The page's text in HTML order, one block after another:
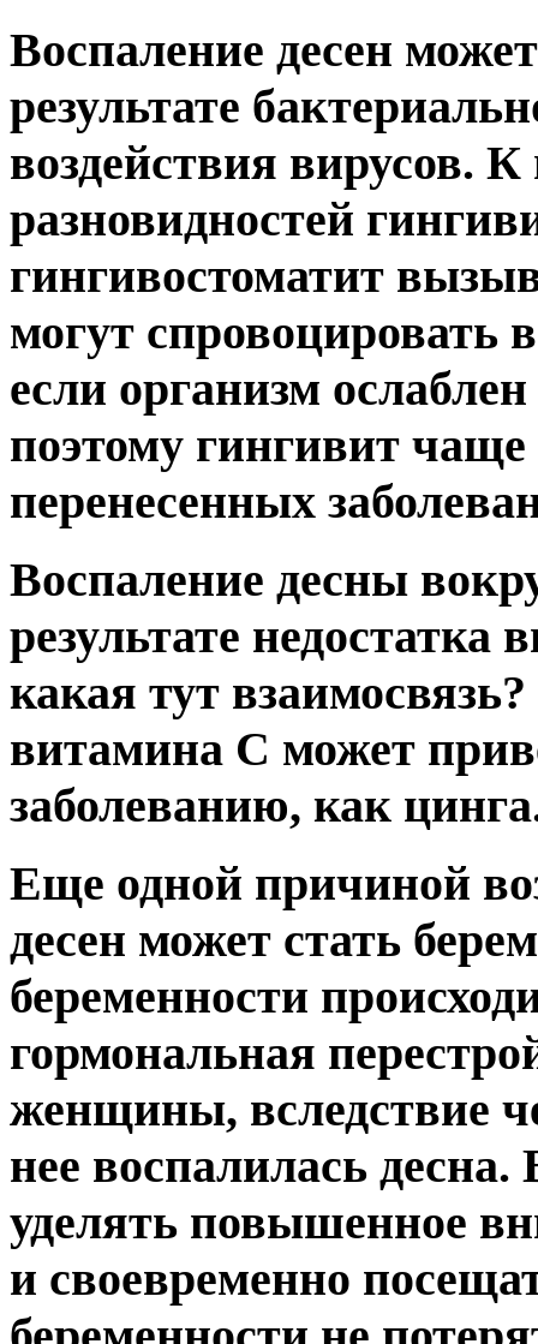
Воспаление десен
результате
воздействия вирусов.
разновидностей
гингивостоматит
могут спровоцировать
если организм
поэтому гингивит чаще
перенесенных
Воспаление десны
результате
какая тут
витамина С может
заболеванию, как
Еще одной причиной
десен может стать
беременности
гормональная
женщины, вследствие
нее воспалилась десна.
уделять повышенное
и своевременно